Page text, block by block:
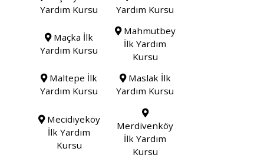
Yardım Kursu
Yardım Kursu
Maçka İlk
Yardım Kursu
Mahmutbey
İlk Yardım
Kursu
Maltepe İlk
Yardım Kursu
Maslak İlk
Yardım Kursu
Mecidiyeköy
İlk Yardım
Kursu
Merdivenköy
İlk Yardım
Kursu